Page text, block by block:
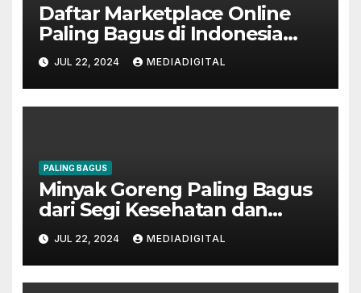
Daftar Marketplace Online
Paling Bagus di Indonesia
Buat Belanja
JUL 22, 2024 MEDIADIGITAL
PALING BAGUS
Minyak Goreng Paling Bagus
dari Segi Kesehatan dan
Harga
JUL 22, 2024 MEDIADIGITAL